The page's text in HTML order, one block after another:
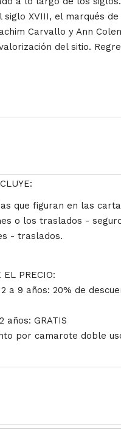
XVIII, el marqués
Carvallo y Ann
del sitio.
que figuran en las
o los traslados -
- traslados.
EL PRECIO:
a 9 años: 20% de
años: GRATIS
por camarote doble